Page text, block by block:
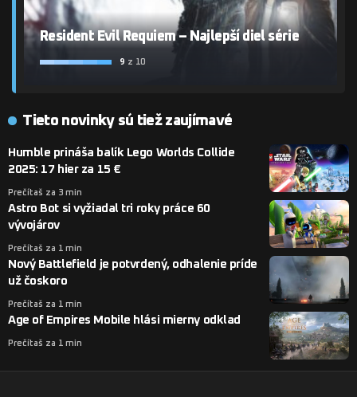
Resident Evil Requiem – Najlepší diel série
9 z 10
Tieto novinky sú tiež zaujímavé
Humble prináša balík Lego Worlds Collide
2025: 17 hier za 15 €
Prečítaš za 3 min
Astro Bot si vyžiadal tri roky práce 60
vývojárov
Prečítaš za 1 min
Nový Battlefield je potvrdený, odhalenie príde
už čoskoro
Prečítaš za 1 min
Age of Empires Mobile hlási mierny odklad
Prečítaš za 1 min